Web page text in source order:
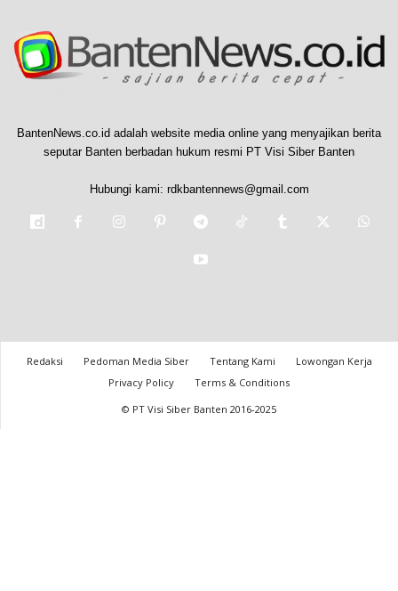
BantenNews.co.id adalah website media online yang menyajikan berita
seputar Banten berbadan hukum resmi PT Visi Siber Banten
Hubungi kami: rdkbantennews@gmail.com
Redaksi Pedoman Media Siber Tentang Kami
Lowongan Kerja
Privacy Policy
Terms & Conditions
© PT Visi Siber Banten 2016-2025